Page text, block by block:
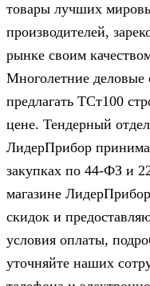
товары лучших
производителей,
рынке своим
Многолетние
предлагать ТСт100
цене. Тендерный
ЛидерПрибор
закупках по 44‑ФЗ и
магазине
скидок и
условия оплаты,
уточняйте наших